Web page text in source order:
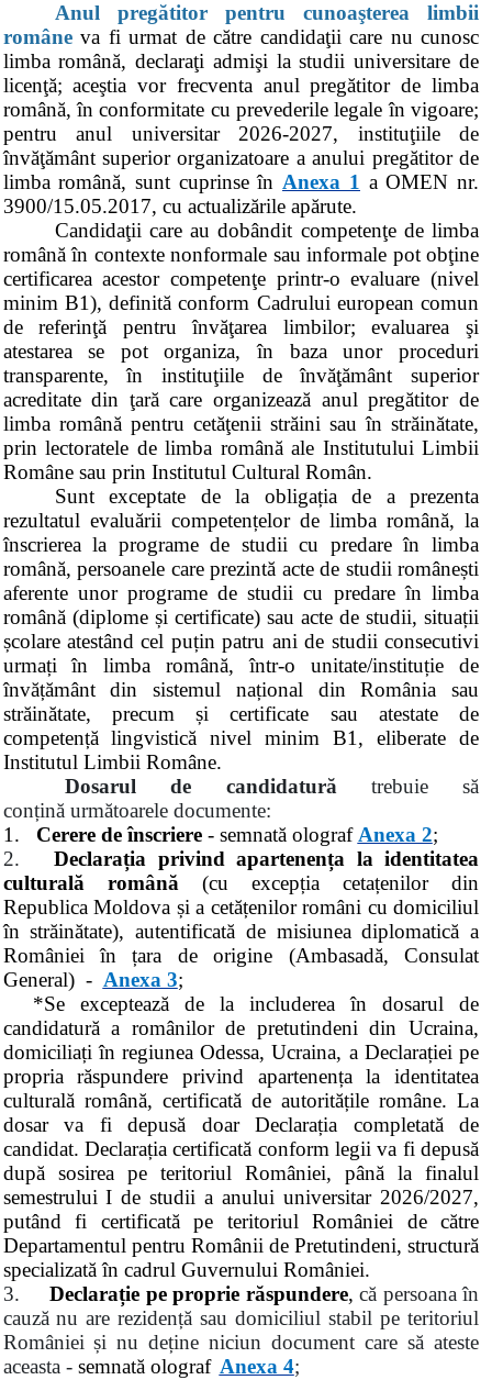
Anul pregătitor pentru cunoaşterea limbii
româneva fi urmat de către candidaţii care nu cunosc
limba română, declaraţi admişi la studii universitare de
licenţă; aceştia vor frecventa anul pregătitor de limba
română, în conformitate cu prevederile legale în vigoare;
pentru anul universitar 2026-2027, instituţiile de
învăţământ superior organizatoare a anului pregătitor de
limba română, sunt cuprinse înAnexa 1 a OMEN nr.
3900/15.05.2017, cu actualizările apărute.
Candidaţii care au dobândit competenţe de limba
română în contexte nonformale sau informale pot obţine
certificarea acestor competenţe printr-o evaluare (nivel
minim B1), definită conform Cadrului european comun
de referinţă pentru învăţarea limbilor; evaluarea şi
atestarea se pot organiza, în baza unor proceduri
transparente, în instituţiile de învăţământ superior
acreditate din ţară care organizează anul pregătitor de
limba română pentru cetăţenii străini sau în străinătate,
prin lectoratele de limba română ale Institutului Limbii
Române sau prin Institutul Cultural Român.
Sunt exceptate de la obligația de a prezenta
rezultatul evaluării competențelor de limba română, la
înscrierea la programe de studii cu predare în limba
română, persoanele care prezintă acte de studii românești
aferente unor programe de studii cu predare în limba
română (diplome și certificate) sau acte de studii, situații
școlare atestând cel puțin patru ani de studii consecutivi
urmați în limba română, într-o unitate/instituție de
învățământ din sistemul național din România sau
străinătate, precum și certificate sau atestate de
competență lingvistică nivel minim B1, eliberate de
Institutul Limbii Române.
Dosarul de candidatură trebuie să
conținăurmătoarele documente:
1. Cerere de înscriere - semnată olografAnexa 2;
2.Declarația privind apartenența la identitatea
culturală română (cu excepția cetațenilor din
Republica Moldova și a cetățenilor români cu domiciliul
în străinătate), autentificată de misiunea diplomatică a
României în țara de origine (Ambasadă, Consulat
General) - Anexa 3;
*Se exceptează de la includerea în dosarul de
candidatură a românilor de pretutindeni din Ucraina,
domiciliați în regiunea Odessa, Ucraina, a Declarației pe
propria răspundere privind apartenența la identitatea
culturală română, certificată de autoritățile române. La
dosar va fi depusă doar Declarația completată de
candidat. Declarația certificată conform legii va fi depusă
după sosirea pe teritoriul României, până la finalul
semestrului I de studii a anului universitar 2026/2027,
putând fi certificată pe teritoriul României de către
Departamentul pentru Românii de Pretutindeni, structură
specializată în cadrul Guvernului României.
3.Declarație pe proprie răspundere,că persoana în
cauză nu are rezidență sau domiciliul stabil pe teritoriul
României și nu deține niciun document care să ateste
aceasta - semnată olograf Anexa 4;